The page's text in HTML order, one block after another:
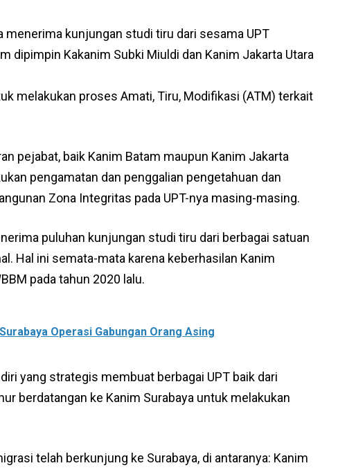
menerima kunjungan studi tiru dari sesama UPT
dipimpin Kakanim Subki Miuldi dan Kanim Jakarta Utara
melakukan proses Amati, Tiru, Modifikasi (ATM) terkait
pejabat, baik Kanim Batam maupun Kanim Jakarta
pengamatan dan penggalian pengetahuan dan
Zona Integritas pada UPT-nya masing-masing.
puluhan kunjungan studi tiru dari berbagai satuan
Hal ini semata-mata karena keberhasilan Kanim
pada tahun 2020 lalu.
Operasi Gabungan Orang Asing
yang strategis membuat berbagai UPT baik dari
berdatangan ke Kanim Surabaya untuk melakukan
telah berkunjung ke Surabaya, di antaranya: Kanim